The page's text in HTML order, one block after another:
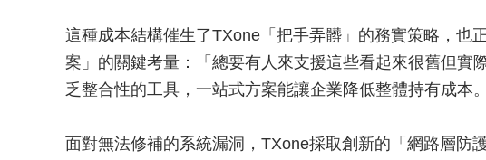
這種成本結構催生了TXone「把手弄髒」的務實策略，也
案」的關鍵考量：「總要有人來支援這些看起來很舊但實
乏整合性的工具，一站式方案能讓企業降低整體持有成本。
面對無法修補的系統漏洞，TXone採取創新的「網路層防